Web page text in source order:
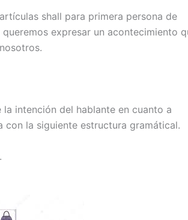
shall para primera persona de
expresar un acontecimiento
intención del hablante en cuanto a
con la siguiente estructura gramátical.